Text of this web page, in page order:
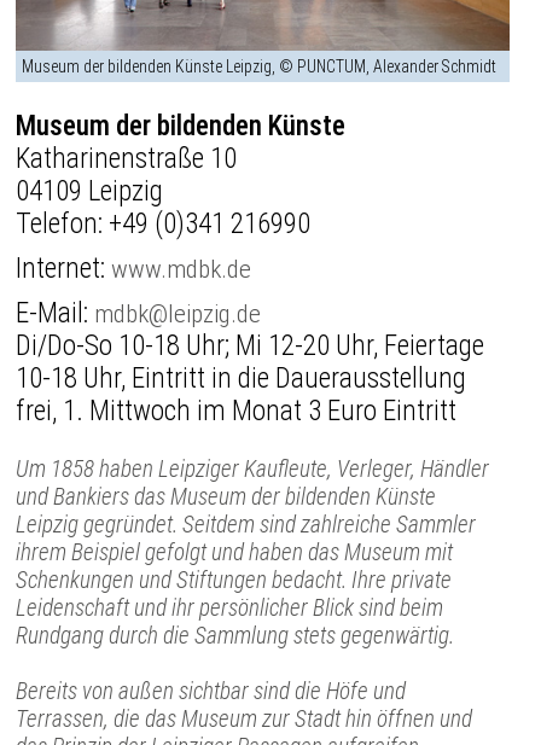
Museum der bildenden Künste Leipzig, © PUNCTUM, Alexander Schmidt
Museum der bildenden Künste
Katharinenstraße 10
04109 Leipzig
Telefon: +49 (0)341 216990
Internet:www.mdbk.de
E-Mail: mdbk@leipzig.de
Di/Do-So 10-18 Uhr; Mi 12-20 Uhr, Feiertage
10-18 Uhr, Eintritt in die Dauerausstellung
frei, 1. Mittwoch im Monat 3 Euro Eintritt
Um 1858 haben Leipziger Kaufleute, Verleger, Händler
und Bankiers das Museum der bildenden Künste
Leipzig gegründet. Seitdem sind zahlreiche Sammler
ihrem Beispiel gefolgt und haben das Museum mit
Schenkungen und Stiftungen bedacht. Ihre private
Leidenschaft und ihr persönlicher Blick sind beim
Rundgang durch die Sammlung stets gegenwärtig.
Bereits von außen sichtbar sind die Höfe und
Terrassen, die das Museum zur Stadt hin öffnen und